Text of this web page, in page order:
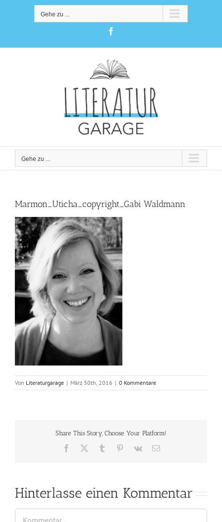
Gehe zu ...
Gehe zu ...
Marmon_Uticha_copyright_Gabi Waldmann
Von Literaturgarage | März 30th, 2016 | 0 Kommentare
Share This Story, Choose Your Platform!
Facebook Tumblr Pinterest
Vk
E-
Hinterlasse einen Kommentar
Kommentar